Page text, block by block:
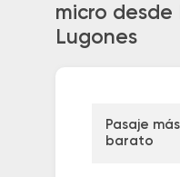
micro desde
Lugones
Pasaje más
barato